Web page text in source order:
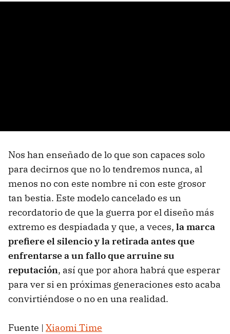
Nos han enseñado de lo que son capaces solo
para decirnos que no lo tendremos nunca, al
menos no con este nombre ni con este grosor
tan bestia. Este modelo cancelado es un
recordatorio de que la guerra por el diseño más
extremo es despiadada y que, a veces, la marca
prefiere el silencio y la retirada antes que
enfrentarse a un fallo que arruine su
reputación, así que por ahora habrá que esperar
para ver si en próximas generaciones esto acaba
convirtiéndose o no en una realidad.
Fuente | Xiaomi Time